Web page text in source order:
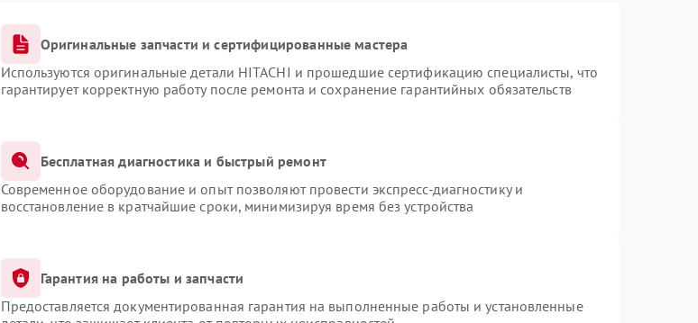
Оригинальные запчасти и сертифицированные мастера
Используются оригинальные детали HITACHI и прошедшие сертификацию специалисты, что
гарантирует корректную работу после ремонта и сохранение гарантийных обязательств
Бесплатная диагностика и быстрый ремонт
Современное оборудование и опыт позволяют провести экспресс-диагностику и
восстановление в кратчайшие сроки, минимизируя время без устройства
Гарантия на работы и запчасти
Предоставляется документированная гарантия на выполненные работы и установленные